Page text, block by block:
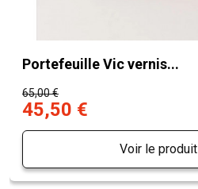
Portefeuille Vic vernis...
65,00 €
45,50 €
Voir le produit